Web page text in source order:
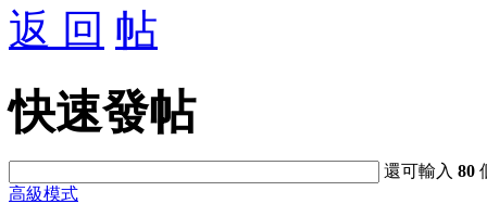
返 回
快速發帖
還可輸入80
高級模式